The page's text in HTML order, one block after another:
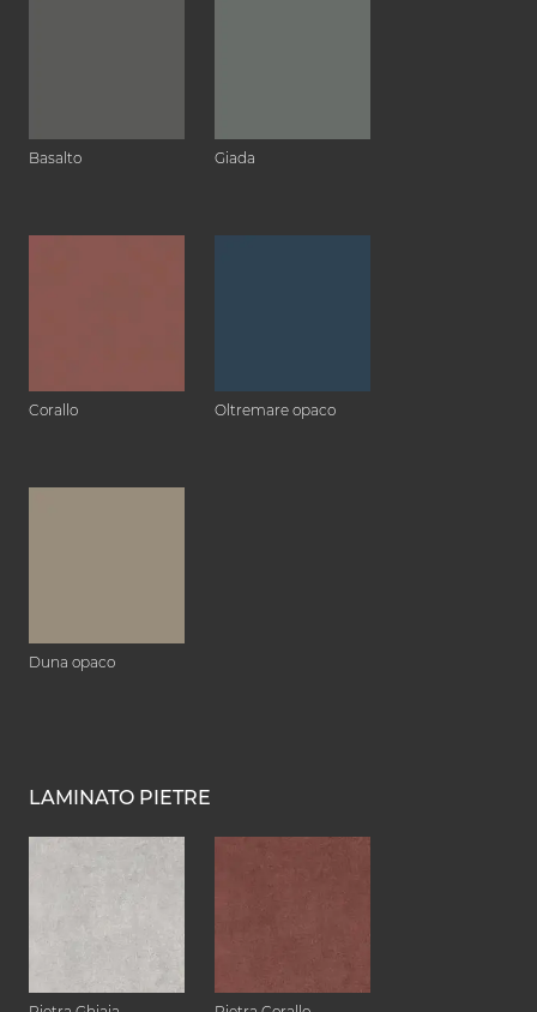
Basalto Giada
Corallo Oltremare opaco
Duna opaco
LAMINATO PIETRE